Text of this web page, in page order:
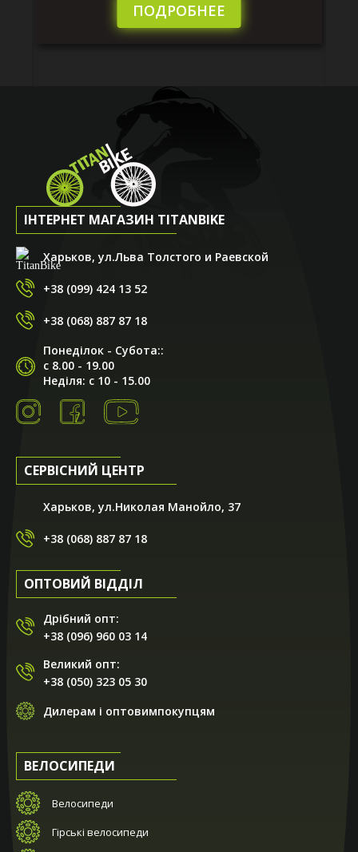
ПОДРОБНЕЕ
ІНТЕРНЕТ МАГАЗИН TITANBIKE
Харьков, ул.Льва Толстого и Раевской
+38 (099) 424 13 52
+38 (068) 887 87 18
Понеділок - Субота::
с 8.00 - 19.00
Неділя: с 10 - 15.00
СЕРВІСНИЙ ЦЕНТР
Харьков, ул.Николая Манойло, 37
+38 (068) 887 87 18
ОПТОВИЙ ВІДДІЛ
Дрібний опт:
+38 (096) 960 03 14
Великий опт:
+38 (050) 323 05 30
Дилерам і оптовимпокупцям
ВЕЛОСИПЕДИ
Велосипеди
Гірські велосипеди